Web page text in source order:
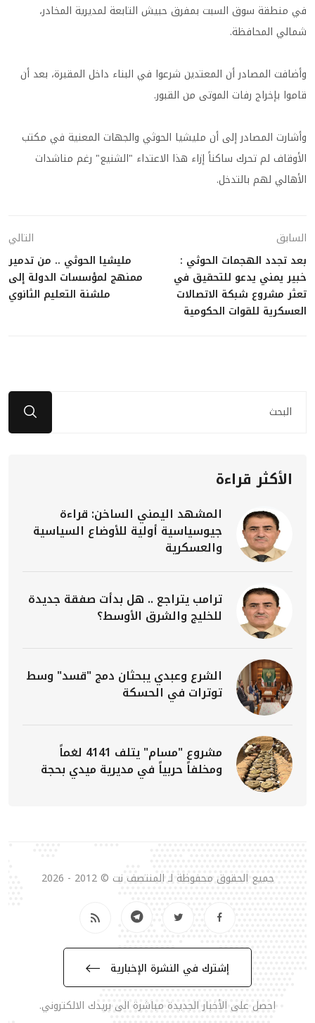
في منطقة سوق السبت بمفرق حبيش التابعة لمديرية المخادر،
شمالي المحافظة.
وأضافت المصادر أن المعتدين شرعوا في البناء داخل المقبرة، بعد أن
قاموا بإخراج رفات الموتى من القبور.
وأشارت المصادر إلى أن مليشيا الحوثي والجهات المعنية في مكتب
الأوقاف لم تحرك ساكناً إزاء هذا الاعتداء "الشنيع" رغم مناشدات
الأهالي لهم بالتدخل.
السابق
بعد تجدد الهجمات الحوثي :
خبير يمني يدعو للتحقيق في
تعثر مشروع شبكة الاتصالات
العسكرية للقوات الحكومية
التالي
مليشيا الحوثي .. من تدمير
ممنهج لمؤسسات الدولة إلى
ملشنة التعليم الثانوي
الأكثر قراءة
المشهد اليمني الساخن: قراءة
جيوسياسية أولية للأوضاع السياسية
والعسكرية
ترامب يتراجع .. هل بدأت صفقة جديدة
للخليج والشرق الأوسط؟
الشرع وعبدي يبحثان دمج "قسد" وسط
توترات في الحسكة
مشروع "مسام" يتلف 4141 لغماً
ومخلفاً حربياً في مديرية ميدي بحجة
جميع الحقوق محفوظة لـ المنتصف نت © 2012 - 2026
إشترك في النشرة الإخبارية
احصل على الأخبار الجديدة مباشرة الى بريدك الالكتروني.